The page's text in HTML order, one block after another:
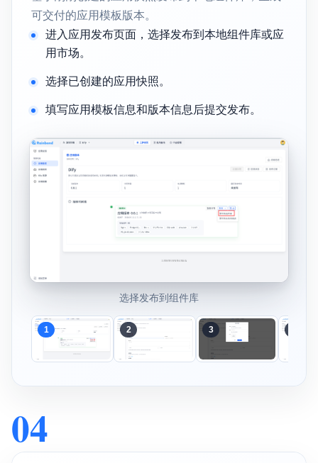
可交付的应用模板版本。
进入应用发布页面，选择发布到本地组件库或应
用市场。
选择已创建的应用快照。
填写应用模板信息和版本信息后提交发布。
选择发布到组件库
1 2 3
04